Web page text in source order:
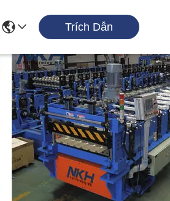
Trích Dẫn